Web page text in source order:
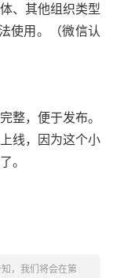
、其他组织类型
使用。（微信认
整，便于发布。
线，因为这个小
。
，我们将会在第